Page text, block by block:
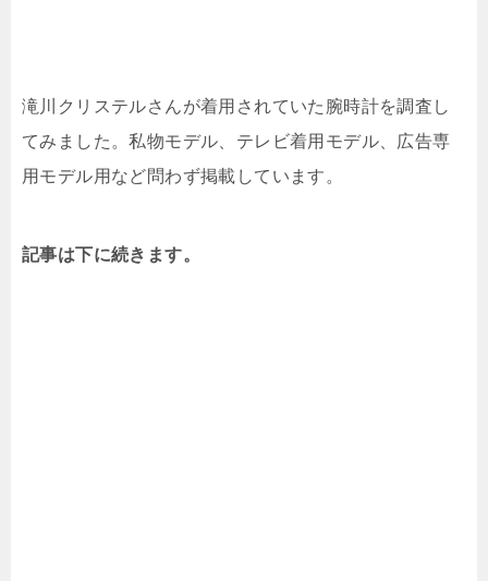
滝川クリステルさんが着用されていた腕時計を調査し
てみました。私物モデル、テレビ着用モデル、広告専
用モデル用など問わず掲載しています。
記事は下に続きます。